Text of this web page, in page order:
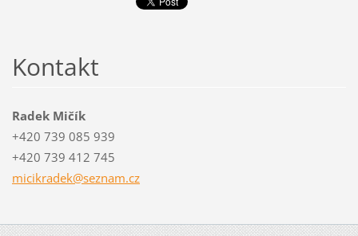
Kontakt
Radek Mičík
+420 739 085 939
+420 739 412 745
micikradek@seznam.cz